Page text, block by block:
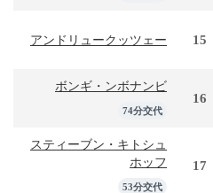
アンドリュークッツェー 15
ボンギ・ンボナンビ
74分交代
16
スティーブン・キトシュ
ホッフ
53分交代
17